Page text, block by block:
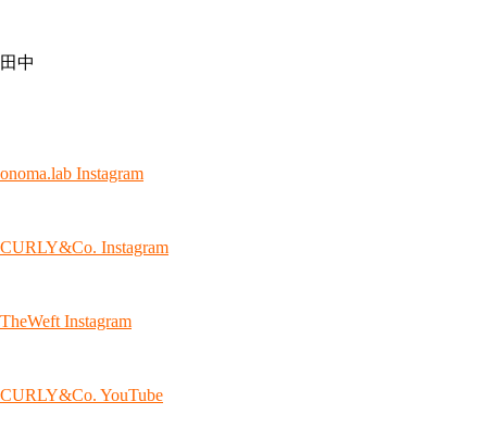
田中
onoma.lab Instagram
CURLY&Co. Instagram
TheWeft Instagram
CURLY&Co. YouTube